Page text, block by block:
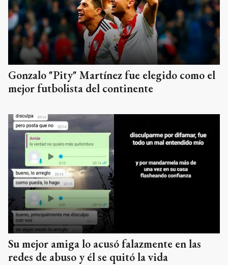
Gonzalo "Pity" Martínez fue elegido como el
mejor futbolista del continente
Su mejor amiga lo acusó falazmente en las
redes de abuso y él se quitó la vida